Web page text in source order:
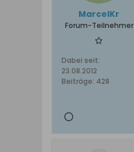
MarcelKr
Forum-Teilnehmer
Dabei seit:
23.08.2012
Beiträge: 428